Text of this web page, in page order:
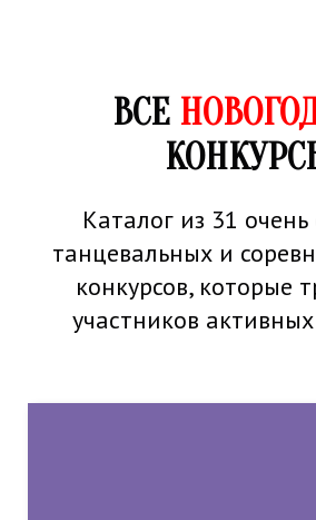
ВСЕ
Каталог из 31
танцевальных и
конкурсов, которые
участников